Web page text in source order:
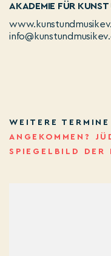
AKADEMIE FÜR KUNST
WEITERE
ANGEKOMMEN?
SPIEGELBILD DER